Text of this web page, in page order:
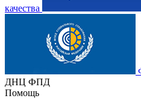
качества
ДНЦ ФПД
Помощь